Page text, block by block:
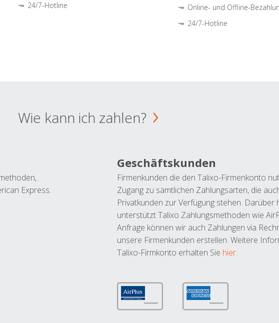
24/7-Hotline
Online- und Offline-
24/7-Hotline
Wie kann ich zahlen?
Express.
Geschäftskunden
Firmenkunden die den Talixo-Firmenkonto
Zugang zu sämtlichen Zahlungsarten, die
Privatkunden zur Verfügung stehen. Darüber
unterstützt Talixo Zahlungsmethoden wie
Anfrage können wir auch Zahlungen via
unsere Firmenkunden erstellen. Weitere
Talixo-Firmkonto erhalten Sie hier.